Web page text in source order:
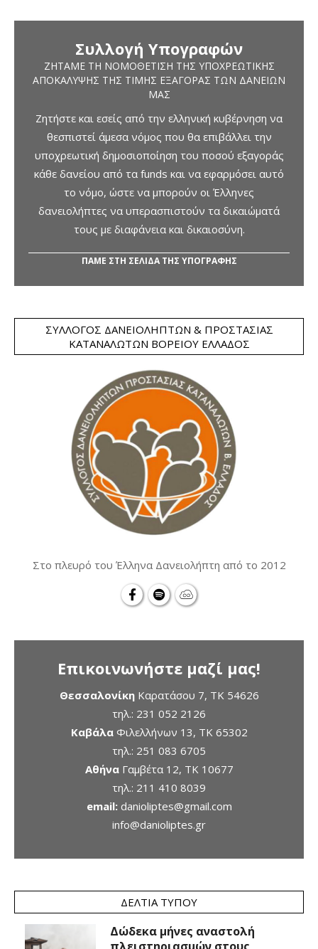
Συλλογή Υπογραφών
ΖΗΤΆΜΕ ΤΗ ΝΟΜΟΘΈΤΙΣΗ ΤΗΣ ΥΠΟΧΡΕΩΤΙΚΉΣ
ΑΠΟΚΆΛΥΨΗΣ ΤΗΣ ΤΙΜΉΣ ΕΞΑΓΟΡΆΣ ΤΩΝ ΔΑΝΕΊΩΝ
ΜΑΣ
Ζητήστε και εσείς από την ελληνική κυβέρνηση να
θεσπιστεί άμεσα νόμος που θα επιβάλλει την
υποχρεωτική δημοσιοποίηση του ποσού εξαγοράς
κάθε δανείου από τα funds και να εφαρμόσει αυτό
το νόμο, ώστε να μπορούν οι Έλληνες
δανειολήπτες να υπερασπιστούν τα δικαιώματά
τους με διαφάνεια και δικαιοσύνη.
ΠΑΜΕ ΣΤΗ ΣΕΛΙΔΑ ΤΗΣ ΥΠΟΓΡΑΦΗΣ
ΣΎΛΛΟΓΟΣ ΔΑΝΕΙΟΛΗΠΤΏΝ & ΠΡΟΣΤΑΣΊΑΣ
ΚΑΤΑΝΑΛΩΤΏΝ ΒΟΡΕΊΟΥ ΕΛΛΆΔΟΣ
Στο πλευρό του Έλληνα Δανειολήπτη από το 2012
Επικοινωνήστε μαζί μας!
ΘεσσαλονίκηΚαρατάσου 7, TK 54626
τηλ.: 231 052 2126
ΚαβάλαΦιλελλήνων 13, ΤΚ 65302
τηλ.: 251 083 6705
ΑθήναΓαμβέτα 12, ΤΚ 10677
τηλ.: 211 410 8039
email: danioliptes@gmail.com
info@danioliptes.gr
ΔΕΛΤΊΑ ΤΎΠΟΥ
Δώδεκα μήνες αναστολή